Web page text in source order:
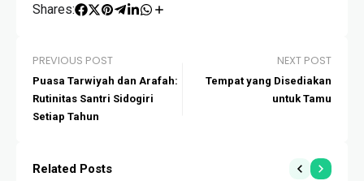
Shares:
PREVIOUS POST
Puasa Tarwiyah dan Arafah:
Rutinitas Santri Sidogiri
Setiap Tahun
NEXT POST
Tempat yang Disediakan
untuk Tamu
Related Posts